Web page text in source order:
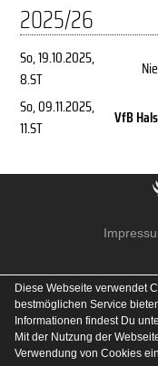
2025/26
So, 19.10.2025,
8.ST
So, 09.11.2025,
11.ST
VfB
Diese Webseite verwendet
bestmöglichen Service
Informationen findest Du
Mit der Nutzung der
Verwendung von Cookies